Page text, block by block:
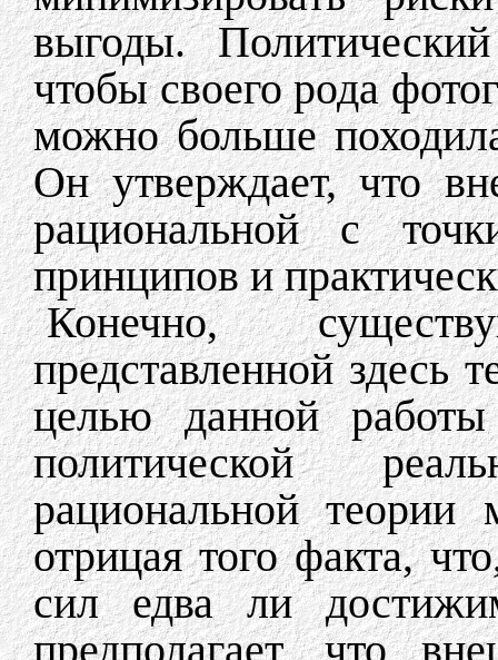
выгоды.
чтобы своего рода
можно больше
Он утверждает, что
рациональной с
принципов и
Конечно,
представленной здесь
целью данной
политической
рациональной теории
отрицая того факта,
сил едва ли
предполагает, что